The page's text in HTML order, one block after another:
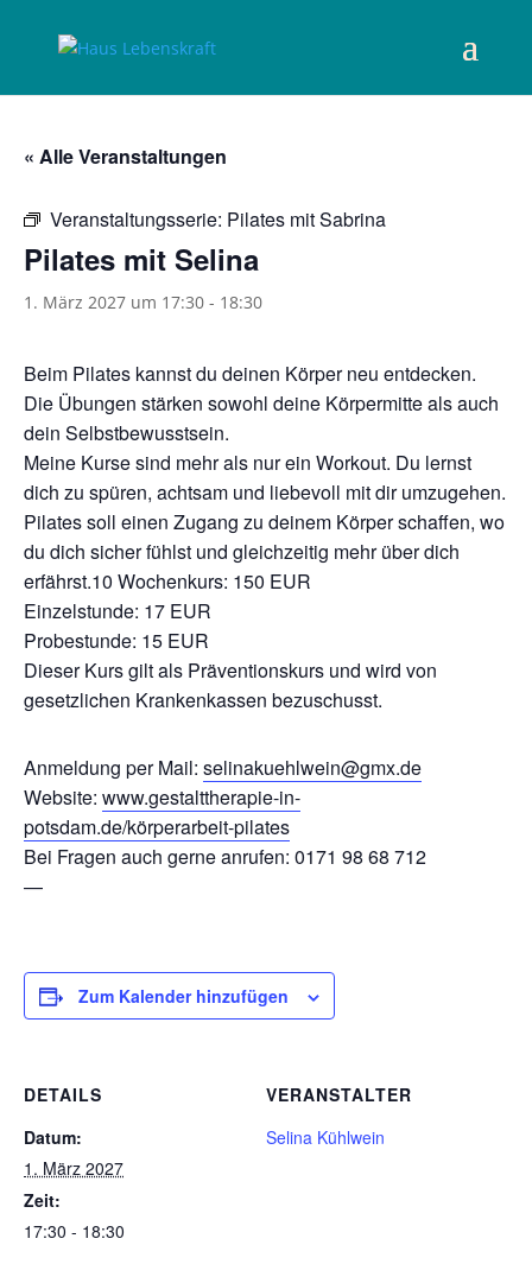
« Alle Veranstaltungen
Veranstaltungsserie: Pilates mit Sabrina
Pilates mit Selina
1. März 2027 um 17:30 - 18:30
Beim Pilates kannst du deinen Körper neu entdecken.
Die Übungen stärken sowohl deine Körpermitte als auch
dein Selbstbewusstsein.
Meine Kurse sind mehr als nur ein Workout. Du lernst
dich zu spüren, achtsam und liebevoll mit dir umzugehen.
Pilates soll einen Zugang zu deinem Körper schaffen, wo
du dich sicher fühlst und gleichzeitig mehr über dich
erfährst.10 Wochenkurs: 150 EUR
Einzelstunde: 17 EUR
Probestunde: 15 EUR
Dieser Kurs gilt als Präventionskurs und wird von
gesetzlichen Krankenkassen bezuschusst.
Anmeldung per Mail: selinakuehlwein@gmx.de
Website: www.gestalttherapie-in-
potsdam.de/körperarbeit-pilates
Bei Fragen auch gerne anrufen: 0171 98 68 712
—
Zum Kalender hinzufügen
DETAILS
Datum:
1. März 2027
Zeit:
17:30 - 18:30
VERANSTALTER
Selina Kühlwein